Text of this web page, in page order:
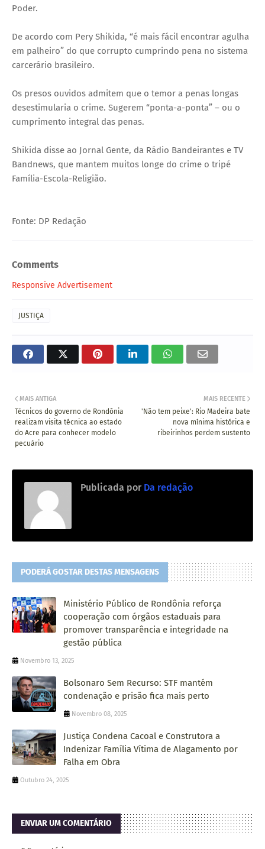
Poder.
De acordo com Pery Shikida, “é mais fácil encontrar agulha
em palheiro” do que corrupto cumprindo pena no sistema
carcerário brasileiro.
Os presos ouvidos admitem que o temor a penas longas
desestimularia o crime. Sugerem “ponta-a-ponta” – ou o
cumprimento integral das penas.
Shikida disse ao Jornal Gente, da Rádio Bandeirantes e TV
Bandnews, que mantem muitos longe do crime o tripé
Família-Escola-Religião.
Fonte: DP Redação
Comments
Responsive Advertisement
JUSTIÇA
MAIS RECENTE
'Não tem peixe': Rio Madeira bate
nova mínima histórica e
ribeirinhos perdem sustento
MAIS ANTIGA
Técnicos do governo de Rondônia
realizam visita técnica ao estado
do Acre para conhecer modelo
pecuário
Publicada por Da redação
PODERÁ GOSTAR DESTAS MENSAGENS
Ministério Público de Rondônia reforça
cooperação com órgãos estaduais para
promover transparência e integridade na
gestão pública
Novembro 13, 2025
Bolsonaro Sem Recurso: STF mantém
condenação e prisão fica mais perto
Novembro 08, 2025
Justiça Condena Cacoal e Construtora a
Indenizar Família Vítima de Alagamento por
Falha em Obra
Outubro 24, 2025
ENVIAR UM COMENTÁRIO